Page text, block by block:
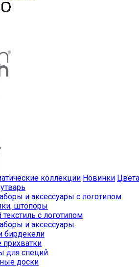
коллекции Новинки Цвета
и аксессуары с логотипом
штопоры
с логотипом
и аксессуары
бирдекели
для специй
доски